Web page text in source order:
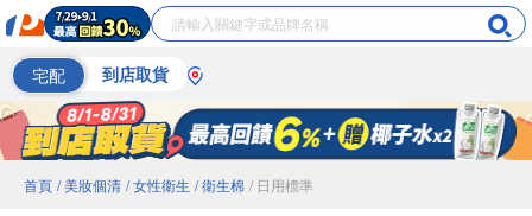
宅配 到店取貨
首頁 / 美妝個清 / 女性衛生 / 衛生棉 / 日用標準